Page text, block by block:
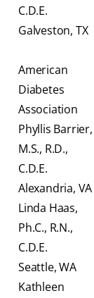
C.D.E.
Galveston, TX
American
Diabetes
Association
Phyllis Barrier,
M.S., R.D.,
C.D.E.
Alexandria, VA
Linda Haas,
Ph.C., R.N.,
C.D.E.
Seattle, WA
Kathleen